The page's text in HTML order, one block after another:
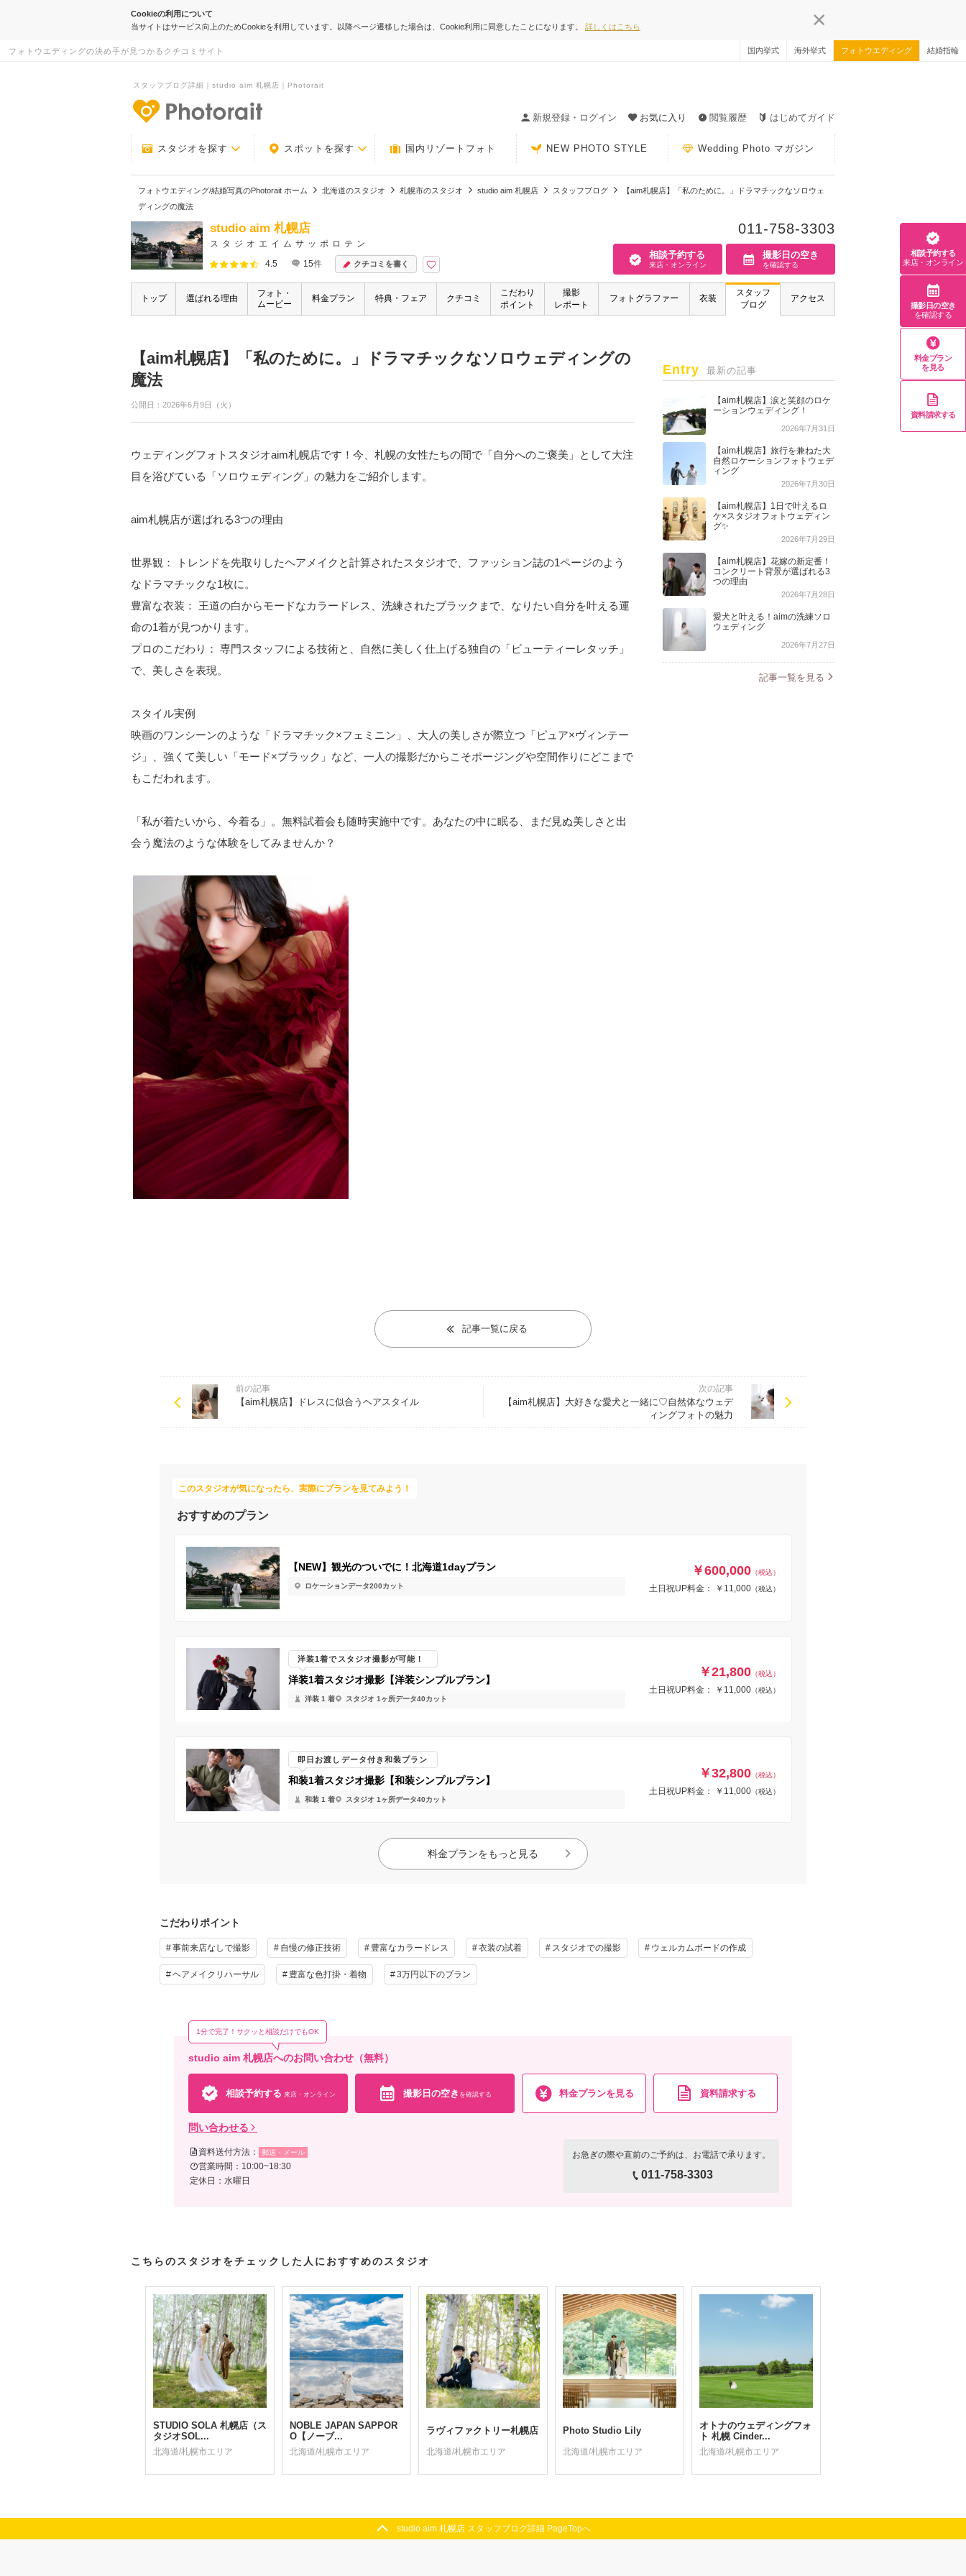
Cookieの利用について
当サイトはサービス向上のためCookieを利用しています。以降ページ遷移した場合は、Cookie利用に同意したことになります。 詳しくはこちら
フォトウエディングの決め手が見つかるクチコミサイト 国内挙式 海外挙式 フォトウエディング 結婚指輪
スタッフブログ詳細｜studio aim 札幌店｜Photorait
新規登録・ログイン
お気に入り 閲覧履歴 はじめてガイド
スタジオを探す スポットを探す 国内リゾートフォト NEW PHOTO STYLE Wedding Photo マガジン
フォトウエディング/結婚写真のPhotorait ホーム 北海道のスタジオ 札幌市のスタジオ studio aim 札幌店 スタッフブログ
【aim札幌店】「私のために。」ドラマチックなソロウェ
ディングの魔法
studio aim 札幌店
スタジオエイムサッポロテン
4.5
15件 クチコミを書く
011-758-3303
相談予約する
来店・オンライン
撮影日の空き
を確認する
トップ 選ばれる理由
フォト・
ムービー
料金プラン 特典・フェア クチコミ
こだわり
ポイント
撮影
レポート
フォトグラファー 衣装
スタッフ
ブログ
アクセス
【aim札幌店】「私のために。」ドラマチックなソロウェディングの
魔法
公開日：2026年6月9日（火）
ウェディングフォトスタジオaim札幌店です！今、札幌の女性たちの間で「自分へのご褒美」として大注
目を浴びている「ソロウェディング」の魅力をご紹介します。
aim札幌店が選ばれる3つの理由
世界観： トレンドを先取りしたヘアメイクと計算されたスタジオで、ファッション誌の1ページのよう
なドラマチックな1枚に。
豊富な衣装： 王道の白からモードなカラードレス、洗練されたブラックまで、なりたい自分を叶える運
命の1着が見つかります。
プロのこだわり： 専門スタッフによる技術と、自然に美しく仕上げる独自の「ビューティーレタッチ」
で、美しさを表現。
スタイル実例
映画のワンシーンのような「ドラマチック×フェミニン」、大人の美しさが際立つ「ピュア×ヴィンテー
ジ」、強くて美しい「モード×ブラック」など、一人の撮影だからこそポージングや空間作りにどこまで
もこだわれます。
「私が着たいから、今着る」。無料試着会も随時実施中です。あなたの中に眠る、まだ見ぬ美しさと出
会う魔法のような体験をしてみませんか？
Entry 最新の記事
【aim札幌店】涙と笑顔のロケ
ーションウェディング！
2026年7月31日
【aim札幌店】旅行を兼ねた大
自然ロケーションフォトウェデ
ィング
2026年7月30日
【aim札幌店】1日で叶えるロ
ケ×スタジオフォトウェディン
グ✨
2026年7月29日
【aim札幌店】花嫁の新定番！
コンクリート背景が選ばれる3
つの理由
2026年7月28日
愛犬と叶える！aimの洗練ソロ
ウェディング
2026年7月27日
記事一覧を見る
記事一覧に戻る
前の記事
【aim札幌店】ドレスに似合うヘアスタイル
次の記事
【aim札幌店】大好きな愛犬と一緒に♡自然体なウェデ
ィングフォトの魅力
このスタジオが気になったら、実際にプランを見てみよう！
おすすめのプラン
【NEW】観光のついでに！北海道1dayプラン
ロケーションデータ200カット
￥600,000 （税込）
土日祝UP料金： ￥11,000 （税込）
洋装1着でスタジオ撮影が可能！
洋装1着スタジオ撮影【洋装シンプルプラン】
洋装 1 着 スタジオ 1ヶ所データ40カット
￥21,800 （税込）
土日祝UP料金： ￥11,000 （税込）
即日お渡しデータ付き和装プラン
和装1着スタジオ撮影【和装シンプルプラン】
和装 1 着 スタジオ 1ヶ所データ40カット
￥32,800 （税込）
土日祝UP料金： ￥11,000 （税込）
料金プランをもっと見る
こだわりポイント
事前来店なしで撮影 自慢の修正技術 豊富なカラードレス 衣装の試着 スタジオでの撮影 ウェルカムボードの作成
ヘアメイクリハーサル 豊富な色打掛・着物 3万円以下のプラン
studio aim 札幌店へのお問い合わせ（無料）
1分で完了！サクッと相談だけでもOK
相談予約する 来店・オンライン 撮影日の空き を確認する 料金プランを見る 資料請求する
問い合わせる
資料送付方法： 郵送・メール
営業時間：10:00~18:30
定休日：水曜日
お急ぎの際や直前のご予約は、お電話で承ります。
011-758-3303
こちらのスタジオをチェックした人におすすめのスタジオ
STUDIO SOLA 札幌店（ス
タジオSOL...
北海道/札幌市エリア
NOBLE JAPAN SAPPOR
O【ノーブ...
北海道/札幌市エリア
ラヴィファクトリー札幌店
北海道/札幌市エリア
Photo Studio Lily
北海道/札幌市エリア
オトナのウェディングフォ
ト 札幌 Cinder...
北海道/札幌市エリア
studio aim 札幌店 スタッフブログ詳細 PageTopへ
相談予約する
来店・オンライン
撮影日の空き
を確認する
料金プラン
を見る
資料請求する